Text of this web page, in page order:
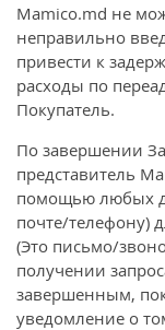
Mamico.md не
неправильно
привести к
расходы по
Покупатель.
По завершении
представитель
помощью любых
почте/телефону)
(Это письмо/
получении
завершенным,
уведомление о